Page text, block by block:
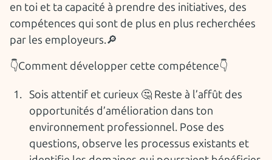
en toi et ta capacité à prendre des initiatives, des
compétences qui sont de plus en plus recherchées
par les employeurs.🔎
👇Comment développer cette compétence👇
Sois attentif et curieux 🤔 Reste à l’affût des
opportunités d’amélioration dans ton
environnement professionnel. Pose des
questions, observe les processus existants et